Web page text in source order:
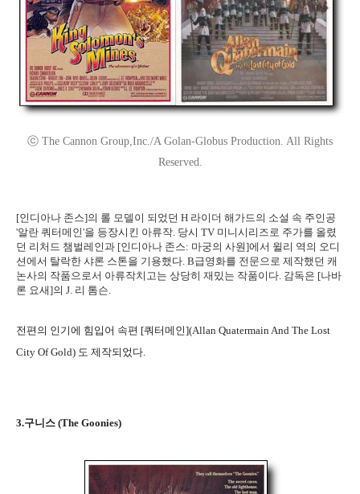
ⓒ The Cannon Group,Inc./A Golan-Globus Production. All Rights
Reserved.
[인디아나 존스]의 롤 모델이 되었던 H 라이더 해가드의 소설 속 주인공
'알란 쿼터메인'을 등장시킨 아류작. 당시 TV 미니시리즈로 주가를 올렸
던 리처드 챔벌레인과 [인디아나 존스: 마궁의 사원]에서 윌리 역의 오디
션에서 탈락한 샤론 스톤을 기용했다. B급영화를 전문으로 제작했던 캐
논사의 작품으로서 아류작치고는 상당히 재밌는 작품이다. 감독은 [나바
론 요새]의 J. 리 톰슨.
전편의 인기에 힘입어 속편 [쿼터메인](Allan Quatermain And The Lost
City Of Gold) 도 제작되었다.
3.구니스 (The Goonies)